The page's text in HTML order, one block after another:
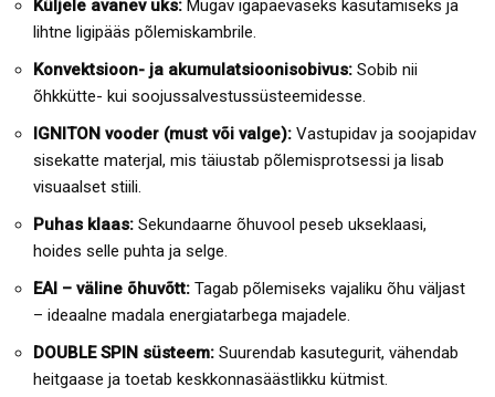
Küljele avanev uks: Mugav igapäevaseks kasutamiseks ja
lihtne ligipääs põlemiskambrile.
Konvektsioon- ja akumulatsioonisobivus: Sobib nii
õhkkütte- kui soojussalvestussüsteemidesse.
IGNITON vooder (must või valge): Vastupidav ja soojapidav
sisekatte materjal, mis täiustab põlemisprotsessi ja lisab
visuaalset stiili.
Puhas klaas: Sekundaarne õhuvool peseb ukseklaasi,
hoides selle puhta ja selge.
EAI – väline õhuvõtt: Tagab põlemiseks vajaliku õhu väljast
– ideaalne madala energiatarbega majadele.
DOUBLE SPIN süsteem: Suurendab kasutegurit, vähendab
heitgaase ja toetab keskkonnasäästlikku kütmist.